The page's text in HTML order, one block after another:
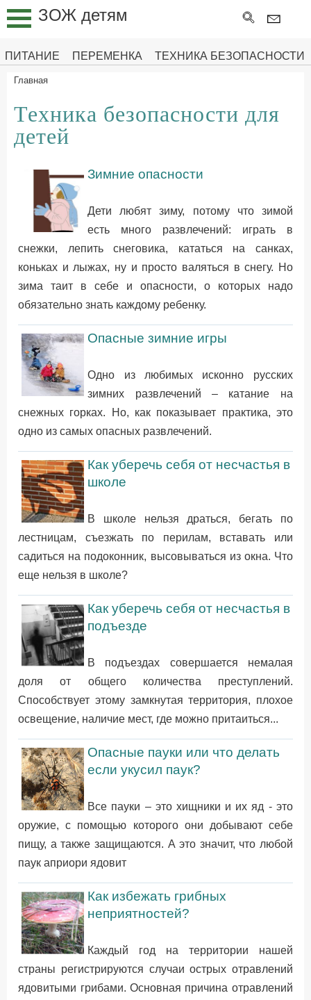
ЗОЖ детям
ПИТАНИЕ ПЕРЕМЕНКА ТЕХНИКА БЕЗОПАСНОСТИ
ПИТАНИЕ
ГИМНАСТИКА
ДЛЯ
МОЗГА
ПЕРЕМЕНКА
ТЕХНИКА
ПЕРВАЯ
ПОМОЩЬ
РАСТЕМ
ЗДОРОВЫМИ
Главная
Техника безопасности для
детей
Зимние опасности
Дети любят зиму, потому что зимой
есть много развлечений: играть в
снежки, лепить снеговика, кататься на санках,
коньках и лыжах, ну и просто валяться в снегу. Но
зима таит в себе и опасности, о которых надо
обязательно знать каждому ребенку.
Опасные зимние игры
Одно из любимых исконно русских
зимних развлечений – катание на
снежных горках. Но, как показывает практика, это
одно из самых опасных развлечений.
Как уберечь себя от несчастья в
школе
В школе нельзя драться, бегать по
лестницам, съезжать по перилам, вставать или
садиться на подоконник, высовываться из окна. Что
еще нельзя в школе?
Как уберечь себя от несчастья в
подъезде
В подъездах совершается немалая
доля от общего количества преступлений.
Способствует этому замкнутая территория, плохое
освещение, наличие мест, где можно притаиться...
Опасные пауки или что делать
если укусил паук?
Все пауки – это хищники и их яд - это
оружие, с помощью которого они добывают себе
пищу, а также защищаются. А это значит, что любой
паук априори ядовит
Как избежать грибных
неприятностей?
Каждый год на территории нашей
страны регистрируются случаи острых отравлений
ядовитыми грибами. Основная причина отравлений